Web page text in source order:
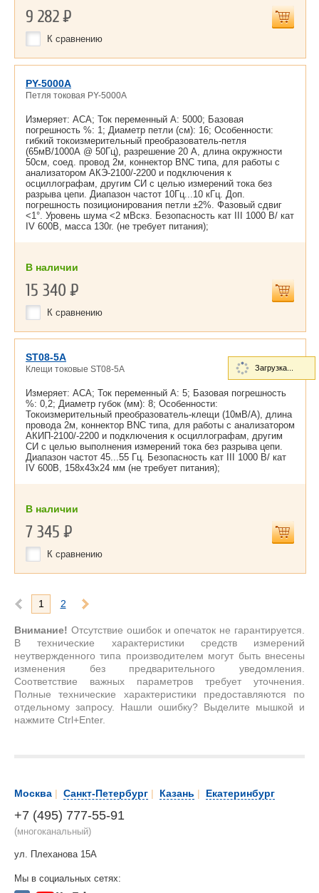
9 282Р
К сравнению
PY-5000A
Петля токовая PY-5000A
Измеряет: ACA; Ток переменный А: 5000; Базовая
погрешность %: 1; Диаметр петли (см): 16; Особенности:
гибкий токоизмерительный преобразователь-петля
(65мВ/1000А @ 50Гц), разрешение 20 А, длина окружности
50см, соед. провод 2м, коннектор BNC типа, для работы с
анализатором АКЭ-2100/-2200 и подключения к
осциллографам, другим СИ с целью измерений тока без
разрыва цепи. Диапазон частот 10Гц...10 кГц. Доп.
погрешность позиционирования петли ±2%. Фазовый сдвиг
<1°. Уровень шума <2 мВскз. Безопасность кат III 1000 В/ кат
IV 600В, масса 130г. (не требует питания);
В наличии
15 340Р
К сравнению
ST08-5A
Клещи токовые ST08-5A
Измеряет: ACA; Ток переменный А: 5; Базовая погрешность
%: 0,2; Диаметр губок (мм): 8; Особенности:
Токоизмерительный преобразователь-клещи (10мВ/А), длина
провода 2м, коннектор BNC типа, для работы с анализатором
АКИП-2100/-2200 и подключения к осциллографам, другим
СИ с целью выполнения измерений тока без разрыва цепи.
Диапазон частот 45...55 Гц. Безопасность кат III 1000 В/ кат
IV 600В, 158х43х24 мм (не требует питания);
В наличии
7 345Р
К сравнению
1 2
Внимание! Отсутствие ошибок и опечаток не гарантируется.
В технические характеристики средств измерений
неутвержденного типа производителем могут быть внесены
изменения без предварительного уведомления.
Соответствие важных параметров требует уточнения.
Полные технические характеристики предоставляются по
отдельному запросу. Нашли ошибку? Выделите мышкой и
нажмите Ctrl+Enter.
Москва | Санкт-Петербург | Казань | Екатеринбург
+7 (495) 777-55-91
(многоканальный)
ул. Плеханова 15А
Мы в социальных сетях:
Загрузка...